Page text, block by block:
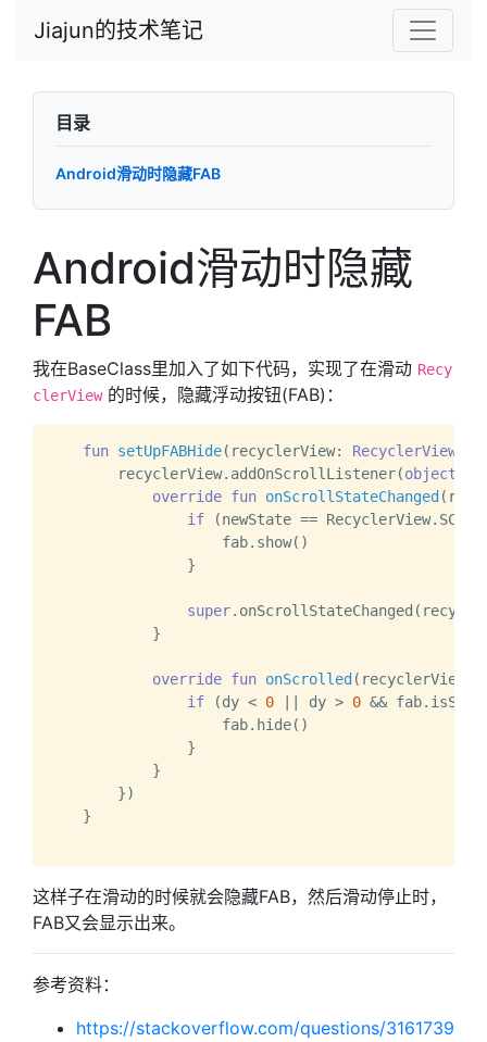
Jiajun的技术笔记
目录
Android滑动时隐藏FAB
Android滑动时隐藏
FAB
我在BaseClass里加入了如下代码，实现了在滑动 Recy
clerView的时候，隐藏浮动按钮(FAB)：
fun setUpFABHide(recyclerView: RecyclerView
        recyclerView.addOnScrollListener(
object
override fun onScrollStateChanged
if (newState ==
                    fab.show()
                }
super
            }
override fun onScrolled (recyclerView:
if (dy < 0 || dy > 0 &&
                    fab.hide()
                }
            }
        })
    }
这样子在滑动的时候就会隐藏FAB，然后滑动停止时，
FAB又会显示出来。
参考资料：
https://stackoverflow.com/questions/3161739